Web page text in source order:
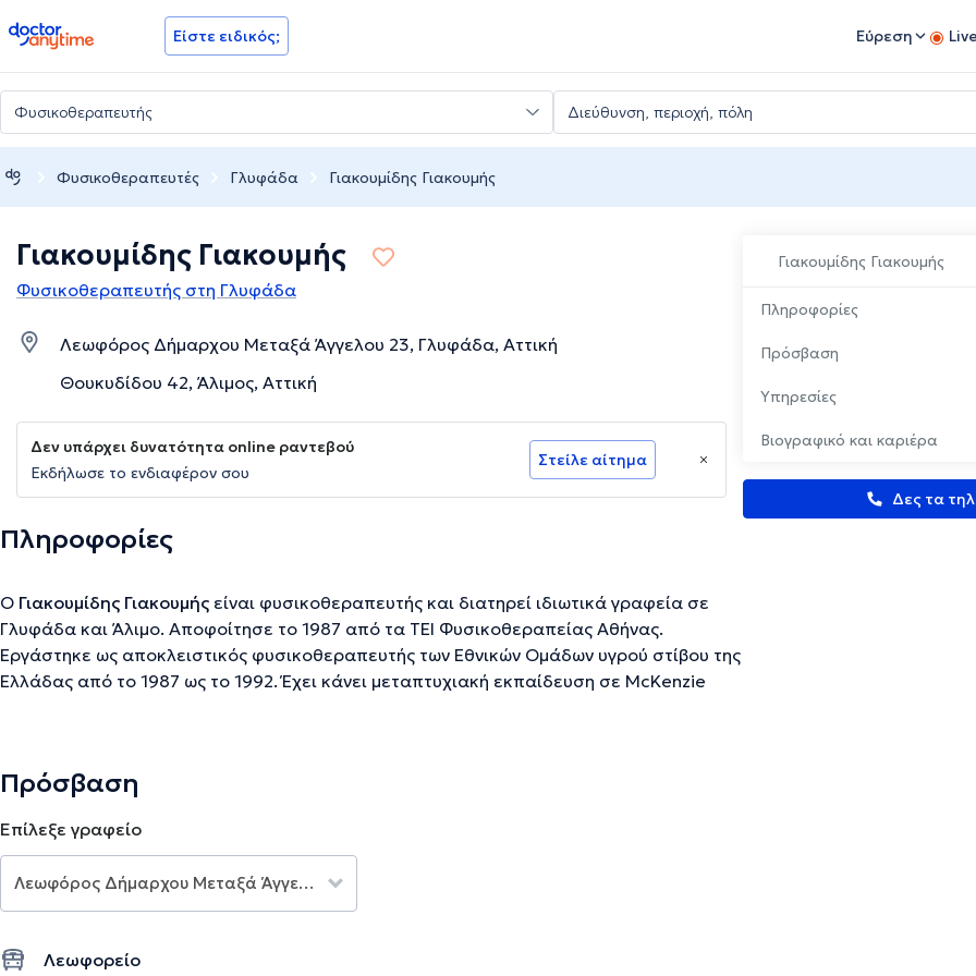
doctoranytime Είστε ειδικός; Εύρεση
Φυσικοθεραπευτές Γλυφάδα Γιακουμίδης Γιακουμής
Γιακουμίδης Γιακουμής
Πληροφορίες
Πρόσβαση
Υπηρεσίες
Βιογραφικό και καριέρα
Δες τα
Γιακουμίδης Γιακουμής
Φυσικοθεραπευτής στη Γλυφάδα
Λεωφόρος Δήμαρχου Μεταξά Άγγελου 23, Γλυφάδα, Αττική
Θουκυδίδου 42, Άλιμος, Αττική
Δεν υπάρχει δυνατότητα online ραντεβού
Εκδήλωσε το ενδιαφέρον σου
Στείλε αίτημα
Πληροφορίες
Ο Γιακουμίδης Γιακουμής είναι φυσικοθεραπευτής και διατηρεί ιδιωτικά γραφεία σε
Γλυφάδα και Άλιμο. Αποφοίτησε το 1987 από τα ΤΕΙ Φυσικοθεραπείας Αθήνας.
Εργάστηκε ως αποκλειστικός φυσικοθεραπευτής των Εθνικών Ομάδων υγρού στίβου της
Ελλάδας από το 1987 ως το 1992. Έχει κάνει μεταπτυχιακή εκπαίδευση σε McKenzie
προσφέρει προγράμματα και ασκήσεις ενδυνάμωσης και αποκατάστασης.
Την περιγραφή επιμελείται η ομάδα του doctoranytime βασισμένη σε επαληθευμένες πληροφορίες.
Πρόσβαση
Επίλεξε γραφείο
Λεωφορείο